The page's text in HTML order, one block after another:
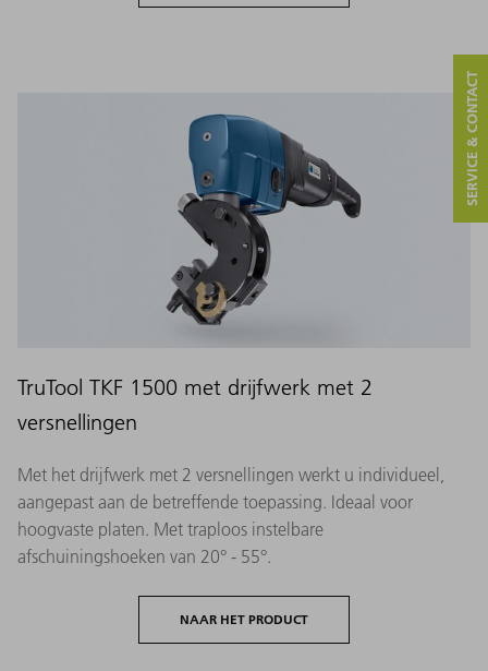
TruTool TKF 1500 met drijfwerk met 2
versnellingen
Met het drijfwerk met 2 versnellingen werkt u individueel,
aangepast aan de betreffende toepassing. Ideaal voor
hoogvaste platen. Met traploos instelbare
afschuiningshoeken van 20° - 55°.
NAAR HET PRODUCT
SERVICE & CONTACT